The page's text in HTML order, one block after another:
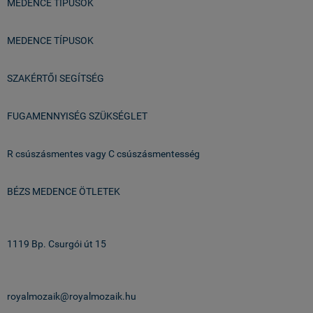
MEDENCE TÍPUSOK
MEDENCE TÍPUSOK
SZAKÉRTŐI SEGÍTSÉG
FUGAMENNYISÉG SZÜKSÉGLET
R csúszásmentes vagy C csúszásmentesség
BÉZS MEDENCE ÖTLETEK
1119 Bp. Csurgói út 15
royalmozaik@royalmozaik.hu